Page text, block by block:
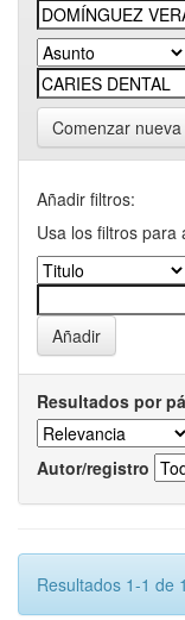
Comenzar
Añadir filtros:
Usa los filtros para
Resultados por
Autor/registro
Resultados 1-1 de